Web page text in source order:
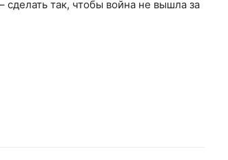
сделать так, чтобы война не вышла за